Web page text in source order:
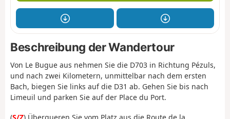
Beschreibung der Wandertour
Von Le Bugue aus nehmen Sie die D703 in Richtung Pézuls,
und nach zwei Kilometern, unmittelbar nach dem ersten
Bach, biegen Sie links auf die D31 ab. Gehen Sie bis nach
Limeuil und parken Sie auf der Place du Port.